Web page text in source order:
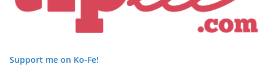
Support me on Ko-Fe!